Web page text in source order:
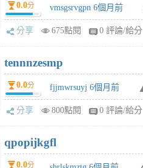
0.0分 vmsgsrvgpn 6個月前
分享 675點閱 0 評論/給分
tennnzesmp
0.0分 fjjmwrsuyj 6個月前
分享 800點閱 0 評論/給分
qpopijkgfl
0.0分